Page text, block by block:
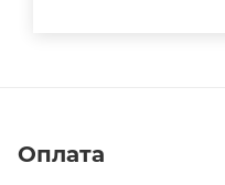
Оплата